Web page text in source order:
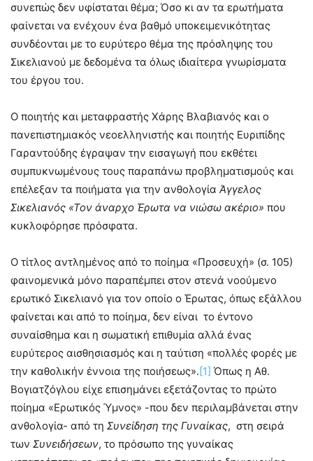
συνεπώς δεν υφίσταται θέμα; Όσο κι αν τα ερωτήματα
φαίνεται να ενέχουν ένα βαθμό υποκειμενικότητας
συνδέονται με το ευρύτερο θέμα της πρόσληψης του
Σικελιανού με δεδομένα τα όλως ιδιαίτερα γνωρίσματα
του έργου του.
Ο ποιητής και μεταφραστής Χάρης Βλαβιανός και ο
πανεπιστημιακός νεοελληνιστής και ποιητής Ευριπίδης
Γαραντούδης έγραψαν την εισαγωγή που εκθέτει
συμπυκνωμένους τους παραπάνω προβληματισμούς και
επέλεξαν τα ποιήματα για την ανθολογία Άγγελος
Σικελιανός «Τον άναρχο Έρωτα να νιώσω ακέριο» που
κυκλοφόρησε πρόσφατα.
Ο τίτλος αντλημένος από το ποίημα «Προσευχή» (σ. 105)
φαινομενικά μόνο παραπέμπει στον στενά νοούμενο
ερωτικό Σικελιανό για τον οποίο ο Έρωτας, όπως εξάλλου
φαίνεται και από το ποίημα, δεν είναι το έντονο
συναίσθημα και η σωματική επιθυμία αλλά ένας
ευρύτερος αισθησιασμός και η ταύτιση «πολλές φορές με
την καθολικήν έννοια της ποιήσεως». [1] Όπως η Αθ.
Βογιατζόγλου είχε επισημάνει εξετάζοντας το πρώτο
ποίημα «Ερωτικός Ύμνος» -που δεν περιλαμβάνεται στην
ανθολογία- από τη Συνείδηση της Γυναίκας, στη σειρά
των Συνειδήσεων, το πρόσωπο της γυναίκας